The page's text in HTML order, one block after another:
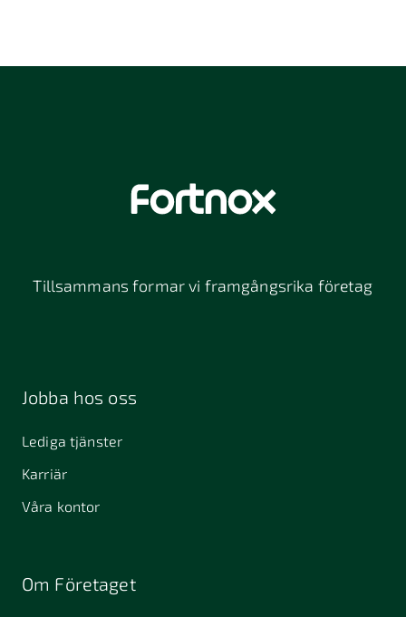
Tillsammans formar vi framgångsrika företag
Jobba hos oss
Lediga tjänster
Karriär
Våra kontor
Om Företaget